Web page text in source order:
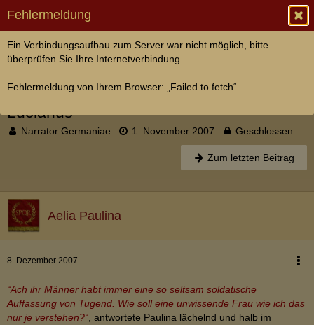
Domus Legati Augusti
Aelia Paulina und Marcus Vinicius
Lucianus
Narrator Germaniae 1. November 2007 Geschlossen
Zum letzten Beitrag
Aelia Paulina
8. Dezember 2007
“Ach ihr Männer habt immer eine so seltsam soldatische
Auffassung von Tugend. Wie soll eine unwissende Frau wie ich das
nur je verstehen?“ , antwortete Paulina lächelnd und halb im
Fehlermeldung
Ein Verbindungsaufbau zum Server war nicht möglich, bitte
überprüfen Sie Ihre Internetverbindung.
Fehlermeldung von Ihrem Browser: „Failed to fetch“